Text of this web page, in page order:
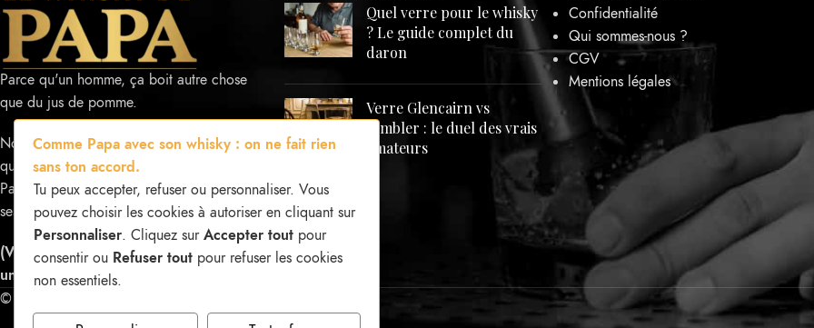
Parce qu'un homme, ça boit autre chose
que du jus de pomme.
Nous équipons les amateurs de whisky
qui refusent le banal.
Papa ne faisait jamais de compromis sur
ses outils. Toi non plus.
(Vente d'accessoires de dégustation
uniquement — Pas de vente d'alcool)
Quel verre pour le whisky
? Le guide complet du
daron
Verre Glencairn vs
tumbler : le duel des vrais
amateurs
Confidentialité
Qui sommes-nous ?
CGV
Mentions légales
© 2026 -
Comme Papa avec son whisky : on ne fait rien
sans ton accord.
Tu peux accepter, refuser ou personnaliser. Vous
pouvez choisir les cookies à autoriser en cliquant sur
Personnaliser. Cliquez surAccepter tout pour
consentir ou Refuser tout pour refuser les cookies
non essentiels.